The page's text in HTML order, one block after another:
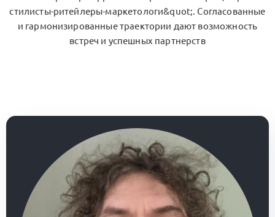
стилисты-ритейлеры-маркетологи&quot;. Согласованные
и гармонизированные траектории дают возможность
встреч и успешных партнерств